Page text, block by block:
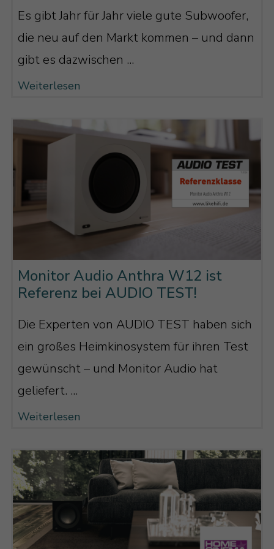
Es gibt Jahr für Jahr viele gute Subwoofer,
die neu auf den Markt kommen – und dann
gibt es dazwischen ...
Weiterlesen
Monitor Audio Anthra W12 ist
Referenz bei AUDIO TEST!
Die Experten von AUDIO TEST haben sich
ein großes Heimkinosystem für ihren Test
gewünscht – und Monitor Audio hat
geliefert. ...
Weiterlesen